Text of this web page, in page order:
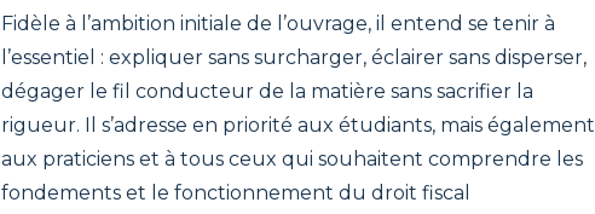
Fidèle à l’ambition initiale de l’ouvrage, il entend se tenir à
l’essentiel : expliquer sans surcharger, éclairer sans disperser,
dégager le fil conducteur de la matière sans sacrifier la
rigueur. Il s’adresse en priorité aux étudiants, mais également
aux praticiens et à tous ceux qui souhaitent comprendre les
fondements et le fonctionnement du droit fiscal